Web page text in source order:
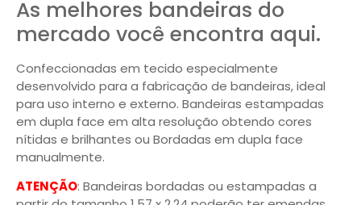
As melhores bandeiras do
mercado você encontra aqui.
Confeccionadas em tecido especialmente
desenvolvido para a fabricação de bandeiras, ideal
para uso interno e externo. Bandeiras estampadas
em dupla face em alta resolução obtendo cores
nítidas e brilhantes ou Bordadas em dupla face
manualmente.
ATENÇÃO: Bandeiras bordadas ou estampadas a